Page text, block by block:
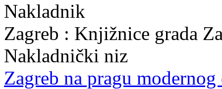
Nakladnik
Zagreb : Knjižnice grada
Nakladnički niz
Zagreb na pragu modernog